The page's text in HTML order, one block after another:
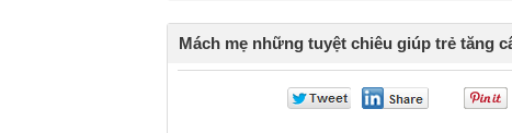
Mách mẹ những tuyệt chiêu giúp trẻ tăng
0